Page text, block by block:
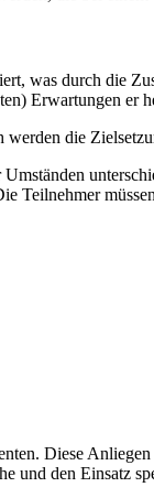
was durch die
Erwartungen er
die
Teilnehmer
Diese
und den Einsatz